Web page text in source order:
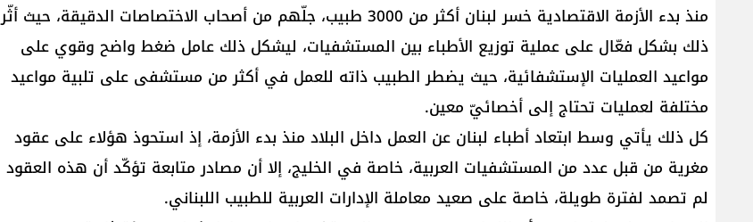
منذ بدء الأزمة الاقتصادية خسر لبنان أكثر من 3000 طبيب، جلّهم من أصحاب الاختصاصات الدقيقة، حيث أثّر
ذلك بشكل فعّال على عملية توزيع الأطباء بين المستشفيات، ليشكل ذلك عامل ضغط واضح وقوي على
مواعيد العمليات الإستشفائية، حيث يضطر الطبيب ذاته للعمل في أكثر من مستشفى على تلبية مواعيد
مختلفة لعمليات تحتاج إلى أخصائيّ معين.
كل ذلك يأتي وسط ابتعاد أطباء لبنان عن العمل داخل البلاد منذ بدء الأزمة، إذ استحوذ هؤلاء على عقود
مغرية من قبل عدد من المستشفيات العربية، خاصة في الخليج، إلا أن مصادر متابعة تؤكّد أن هذه العقود
لم تصمد لفترة طويلة، خاصة على صعيد معاملة الإدارات العربية للطبيب اللبناني.